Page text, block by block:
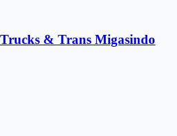
& Trans Migasindo